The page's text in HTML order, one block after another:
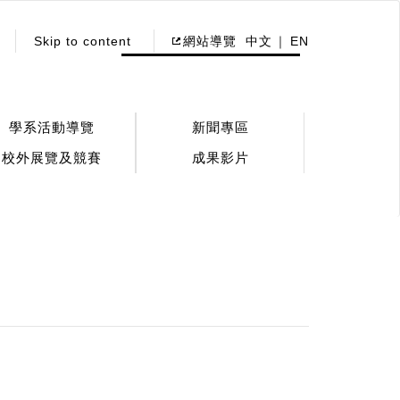
Skip to content 網站導覽 中文 EN
學系活動導覽
新聞專區
校外展覽及競賽
成果影片